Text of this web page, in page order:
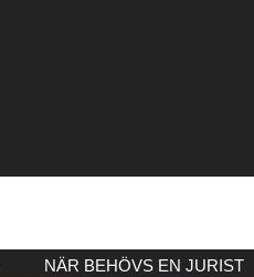
NÄR BEHÖVS EN JURIST